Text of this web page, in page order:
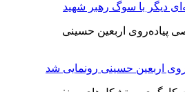
اربعین حسینی رونمایی شد